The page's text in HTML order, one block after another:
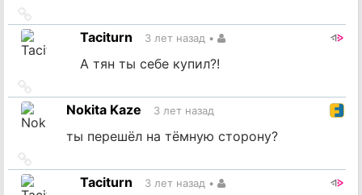
на
источникTaciturn 3 лет назад •
А тян ты себе купил?!
на
источникNokita Kaze 3 лет назад
ты перешёл на тёмную сторону?
на
источникTaciturn 3 лет назад •